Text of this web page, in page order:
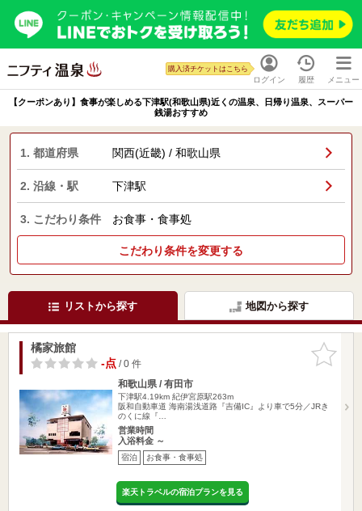
ログイン
購入済チケットはこちら
履歴 メニュー
【クーポンあり】食事が楽しめる下津駅(和歌山県)近くの温泉、日帰り温泉、スーパー
銭湯おすすめ
1. 都道府県 関西(近畿) / 和歌山県
2. 沿線・駅 下津駅
3. こだわり条件 お食事・食事処
こだわり条件を変更する
リストから探す 地図から探す
お気に入
りに追加
橘家旅館
-点/ 0 件
和歌山県 / 有田市
下津駅4.19km 紀伊宮原駅263m
阪和自動車道 海南湯浅道路『吉備IC』より車で5分／JRき
のくに線『…
営業時間
入浴料金 ～
宿泊 お食事・食事処
楽天トラベルの宿泊プランを見る